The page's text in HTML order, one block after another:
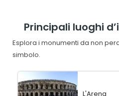
Principali luoghi
Esplora i monumenti da non
simbolo.
L'Arena